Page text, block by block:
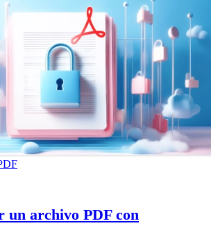
un archivo PDF con